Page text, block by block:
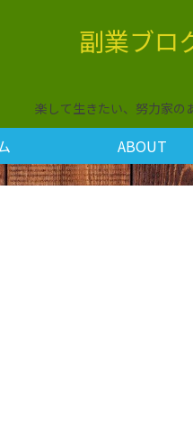
副業ブロ
楽して生きたい、努力家の
ABOUT